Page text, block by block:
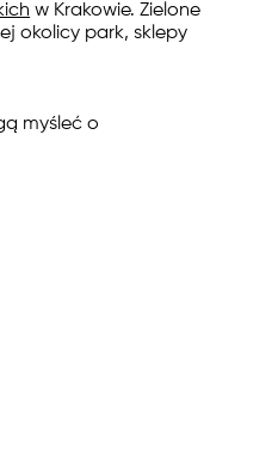
w Krakowie. Zielone
okolicy park, sklepy
myśleć o